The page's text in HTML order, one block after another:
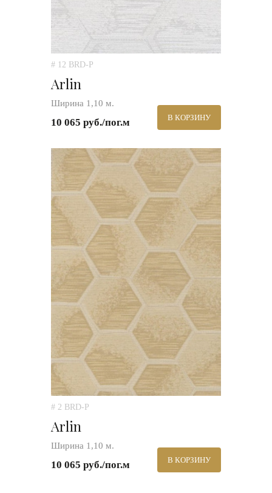
# 12 BRD-P
Arlin
Ширина 1,10 м.
10 065 руб./пог.м В КОРЗИНУ
# 2 BRD-P
Arlin
Ширина 1,10 м.
10 065 руб./пог.м В КОРЗИНУ